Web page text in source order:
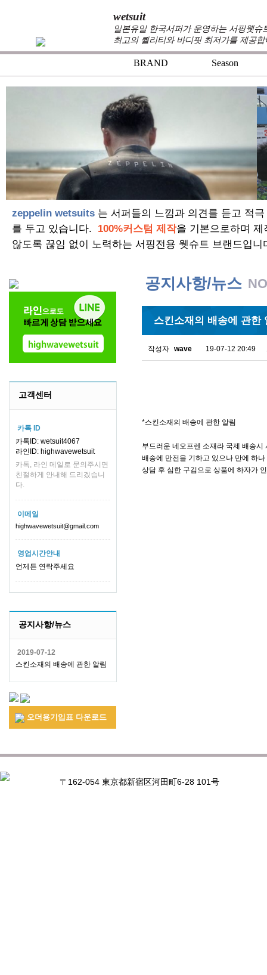
wetsuit
일본유일 한국서퍼가 운영하는 서핑웻
최고의 퀄리티와 바디핏 최저가를 제공합
BRAND Season
zeppelin wetsuits 는 서퍼들의 느낌과 의견를 듣고 적
를 두고 있습니다. 100%커스텀 제작을 기본으로하며
않도록 끊임 없이 노력하는 서핑전용 웻슈트 브랜드입니
고객센터
카톡 ID
카톡ID: wetsuit4067
라인ID: highwavewetsuit
카톡, 라인 메일로 문의주시면
친절하게 안내해 드리겠습니
다.
이메일
highwavewetsuit@gmail.com
영업시간안내
언제든 연락주세요
공지사항/뉴스
2019-07-12
스킨소재의 배송에 관한 알림
오더용기입표 다운로드
공지사항/뉴스
스킨소재의 배송에 관한
작성자 wave 19-07-12 20:49
*스킨소재의 배송에 관한 알림
부드러운 네오프렌 소재라 국제 배송
배송에 만전을 기하고 있으나 만에 하
상담 후 심한 구김으로 상품에 하자가
〒162-054 東京都新宿区河田町6-28 101号